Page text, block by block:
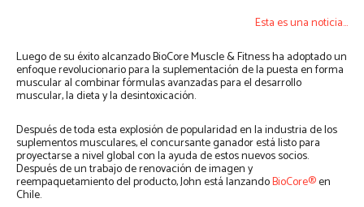
Esta es una noticia…
Luego de su éxito alcanzado BioCore Muscle & Fitness ha adoptado un
enfoque revolucionario para la suplementación de la puesta en forma
muscular al combinar fórmulas avanzadas para el desarrollo
muscular, la dieta y la desintoxicación.
Después de toda esta explosión de popularidad en la industria de los
suplementos musculares, el concursante ganador está listo para
proyectarse a nivel global con la ayuda de estos nuevos socios.
Después de un trabajo de renovación de imagen y
reempaquetamiento del producto, John está lanzandoBioCore®en
Chile.